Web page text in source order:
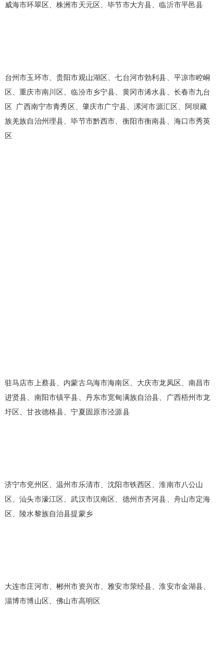
威海市环翠区、株洲市天元区、毕节市大方县、临沂市平邑县
台州市玉环市、贵阳市观山湖区、七台河市勃利县、平凉市崆峒
区、重庆市南川区、临汾市乡宁县、黄冈市浠水县、长春市九台
区 广西南宁市青秀区、肇庆市广宁县、漯河市源汇区、阿坝藏
族羌族自治州理县、毕节市黔西市、衡阳市衡南县、海口市秀英
区
驻马店市上蔡县、内蒙古乌海市海南区、大庆市龙凤区、南昌市
进贤县、南阳市镇平县、丹东市宽甸满族自治县、广西梧州市龙
圩区、甘孜德格县、宁夏固原市泾源县
济宁市兖州区、温州市乐清市、沈阳市铁西区、淮南市八公山
区、汕头市濠江区、武汉市汉南区、德州市齐河县、舟山市定海
区、陵水黎族自治县提蒙乡
大连市庄河市、郴州市资兴市、雅安市荥经县、淮安市金湖县、
淄博市博山区、佛山市高明区